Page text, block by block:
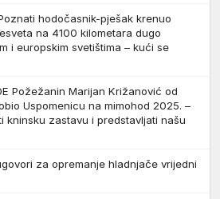
hodočasnik-pješak krenuo
na 4100 kilometara dugo
i europskim svetištima – kući se
Požežanin Marijan Križanović od
Uspomenicu na mimohod 2025. –
kninsku zastavu i predstavljati našu
za opremanje hladnjače vrijedni